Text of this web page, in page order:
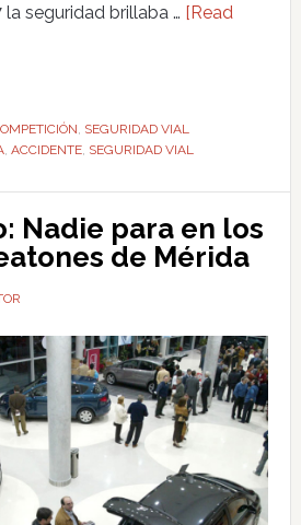
la seguridad brillaba … [Read
SEGURIDAD VIAL
, ACCIDENTE, SEGURIDAD VIAL
Nadie para en los
de Mérida